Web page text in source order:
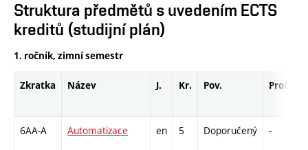
Struktura předmětů s uvedením ECTS
kreditů (studijní plán)
1. ročník, zimní semestr
Zkratka Název J. Kr. Pov. Prof.
6AA-A Automatizace en 5 Doporučený -